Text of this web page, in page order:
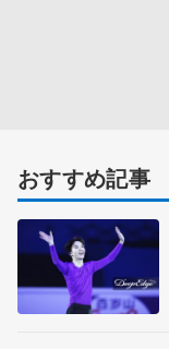
おすすめ記事